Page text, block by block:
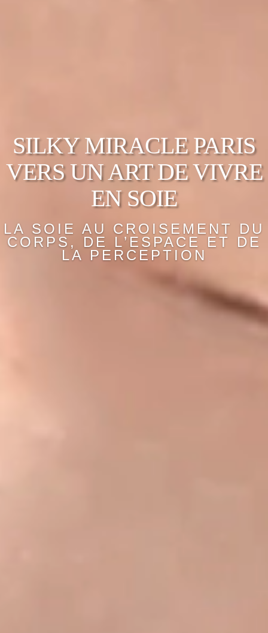
SILKY MIRACLE PARIS
VERS UN ART DE VIVRE
EN SOIE
LA SOIE AU CROISEMENT DU
CORPS, DE L’ESPACE ET DE
LA PERCEPTION